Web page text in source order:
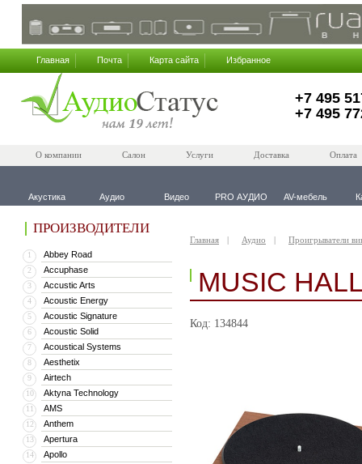
Главная Почта Карта сайта Избранное
+7 495
+7 495
О компании Салон Услуги Доставка Оплата
Акустика Аудио Видео PRO АУДИО AV-мебель
ПРОИЗВОДИТЕЛИ
1 Abbey Road
2 Accuphase
3 Accustic Arts
4 Acoustic Energy
5 Acoustic Signature
6 Acoustic Solid
7 Acoustical Systems
8 Aesthetix
9 Airtech
10 Aktyna Technology
11 AMS
12 Anthem
13 Apertura
14 Apollo
Главная Аудио Проигрыватели
MUSIC
Код: 134844